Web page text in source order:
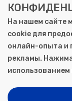
Саратов, ул.
+7 (8452) 72-65-65
gemera@moya-
Моя книга | Сеть
На нашем сайте
cookie для
онлайн-опыта и
рекламы.